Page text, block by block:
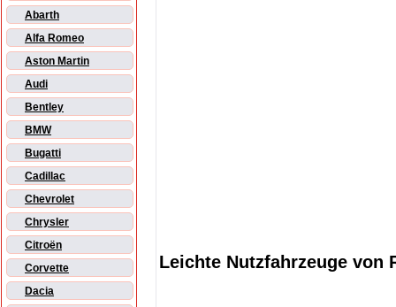
Abarth
Alfa Romeo
Aston Martin
Audi
Bentley
BMW
Bugatti
Cadillac
Chevrolet
Chrysler
Citroën
Corvette
Dacia
Leichte Nutzfahrzeuge von